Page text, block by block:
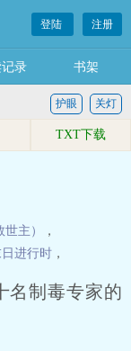
登陆 注册
录 书架
关灯
护眼
TXT下载
主）
，
进行时 ，
名制毒专家的